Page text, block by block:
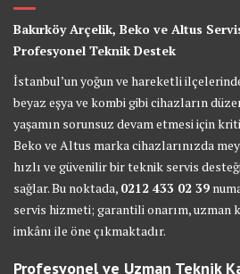
Bakırköy Arçelik, Beko ve Altus
Profesyonel Teknik Destek
İstanbul’un yoğun ve hareketli
beyaz eşya ve kombi gibi cihazların
yaşamın sorunsuz devam etmesi için
Beko ve Altus marka cihazlarınızda
hızlı ve güvenilir bir teknik servis
sağlar. Bu noktada, 0212 433 02 39
servis hizmeti; garantili onarım, uzman
imkânı ile öne çıkmaktadır.
Profesyonel ve Uzman Teknik